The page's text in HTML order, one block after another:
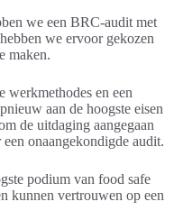
we een BRC-audit met
we ervoor gekozen
maken.
werkmethodes en een
aan de hoogste eisen
de uitdaging aangegaan
onaangekondigde audit.
podium van food safe
kunnen vertrouwen op een